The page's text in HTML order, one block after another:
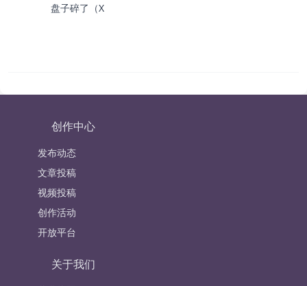
盘子碎了（X
创作中心
发布动态
文章投稿
视频投稿
创作活动
开放平台
关于我们